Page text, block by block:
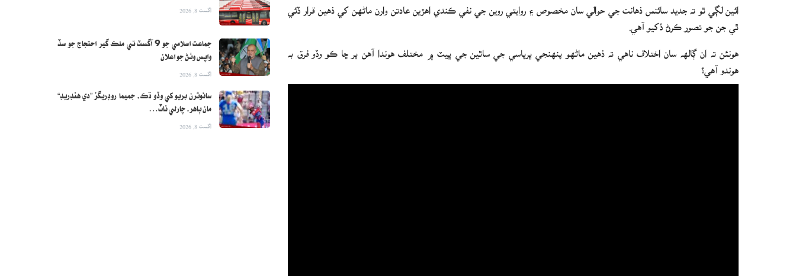
ائين لڳي ٿو ته جديد سائنس ذهانت جي حوالي سان مخصوص ۽ روايتي روين جي نفي ڪندي اهڙين عادتن وارن ماڻهن کي ذهين قرار ڏئي
ٿي جن جو تصور ڪرڻ ڏکيو آهي.
هونئن ته ان ڳالهه سان اختلاف ناهي ته ذهين ماڻهو پنهنجي ڀرپاسي جي ساٿين جي ڀيٽ ۾ مختلف هوندا آهن پر ڇا ڪو وڏو فرق به
هوندو آهي؟
اگست 8, 2026
جماعت اسلامي جو 9 آگسٽ تي ملڪ گير احتجاج جو سڏ
واپس وٺڻ جو اعلان
اگست 8, 2026
سائوٿرن بريو کي وڏو ڌڪ، جميما روڊريگز ”دي هنڊريڊ“
مان ٻاهر، چارلي ناٽ…
اگست 8, 2026